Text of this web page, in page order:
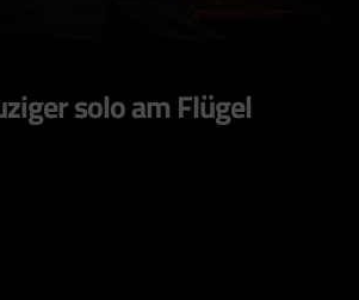
solo am Flügel